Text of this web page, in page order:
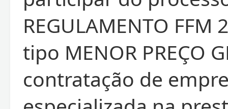
REGULAMENTO FFM
tipo MENOR PREÇO
contratação de